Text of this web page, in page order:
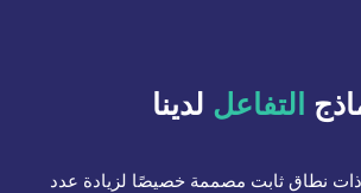
التفاعل لدينا
نطاق ثابت مصممة خصيصًا لزيادة عدد